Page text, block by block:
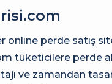
online perde satış
tüketicilere perde
ve zamandan